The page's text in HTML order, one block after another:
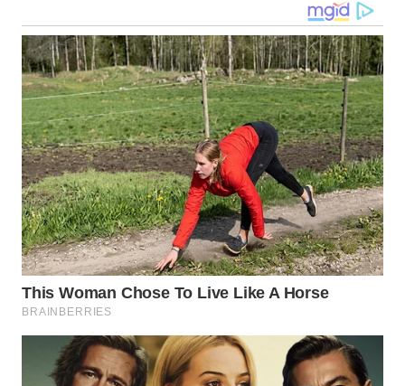
WN
TANJUNG
LESUNG
WN
KARO
WN
SIMALUNGUN
WN
LABUHANBATU
WN
TENGAH